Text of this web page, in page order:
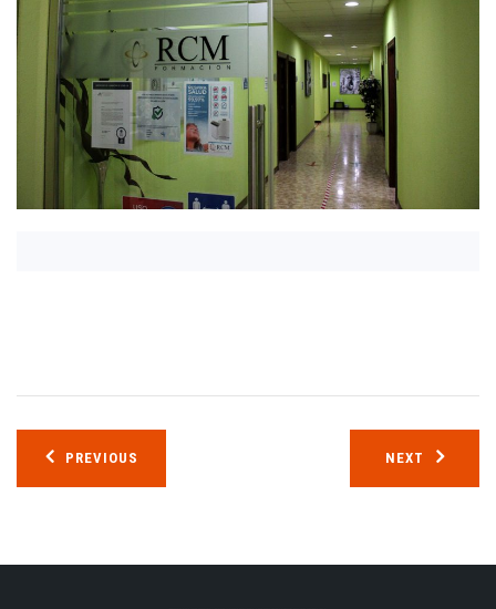
Navegación
de
PREVIOUS NEXT